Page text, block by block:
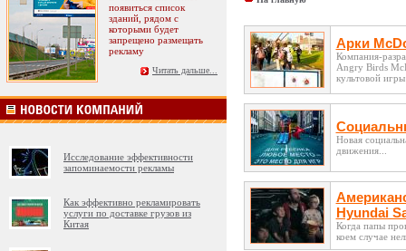
появиться список
зданий, рядом с
которыми будет
запрещено размещать
рекламу
Читать дальше...
Исследование эффективности
запоминаемости рекламы
Как эффективно рекламировать
услуги по доставке грузов из
Китая
Арки
Компания-
Angry Birds
культовой
Новая
движения...
Hyundai
Когда папы
коем случае